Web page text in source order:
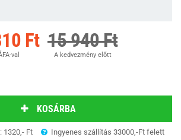
Ft
val
15 940 Ft
A kedvezmény előtt
KOSÁRBA
1320,- Ft Ingyenes szállítás 33000,-Ft felett